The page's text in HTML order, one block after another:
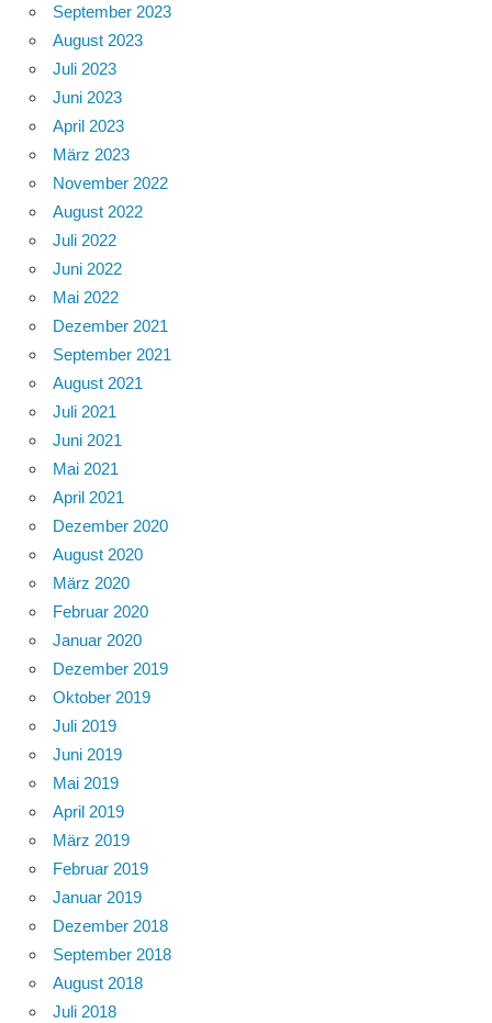
September 2023
August 2023
Juli 2023
Juni 2023
April 2023
März 2023
November 2022
August 2022
Juli 2022
Juni 2022
Mai 2022
Dezember 2021
September 2021
August 2021
Juli 2021
Juni 2021
Mai 2021
April 2021
Dezember 2020
August 2020
März 2020
Februar 2020
Januar 2020
Dezember 2019
Oktober 2019
Juli 2019
Juni 2019
Mai 2019
April 2019
März 2019
Februar 2019
Januar 2019
Dezember 2018
September 2018
August 2018
Juli 2018